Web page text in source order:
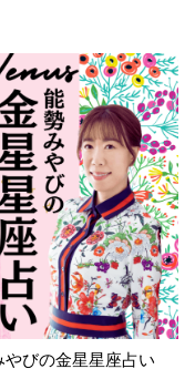
やびの金星星座占い